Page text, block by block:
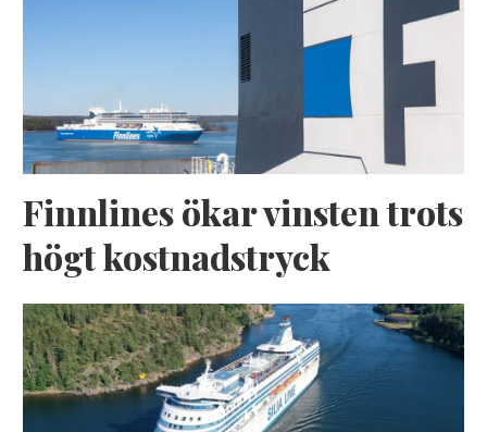
Finnlines ökar vinsten trots
högt kostnadstryck